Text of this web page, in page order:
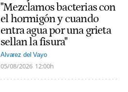
"Mezclamos bacterias con
el hormigón y cuando
entra agua por una grieta
sellan la fisura"
Alvarez del Vayo
05/08/2026 12:00h